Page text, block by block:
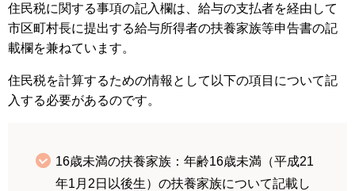
住民税に関する事項の記入欄は、給与の支払者を経由して
市区町村長に提出する給与所得者の扶養家族等申告書の記
載欄を兼ねています。
住民税を計算するための情報として以下の項目について記
入する必要があるのです。
16歳未満の扶養家族：年齢16歳未満（平成21
年1月2日以後生）の扶養家族について記載し